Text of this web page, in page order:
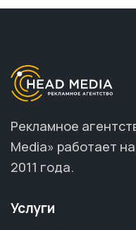
Рекламное
Media» работает
2011 года.
Услуги